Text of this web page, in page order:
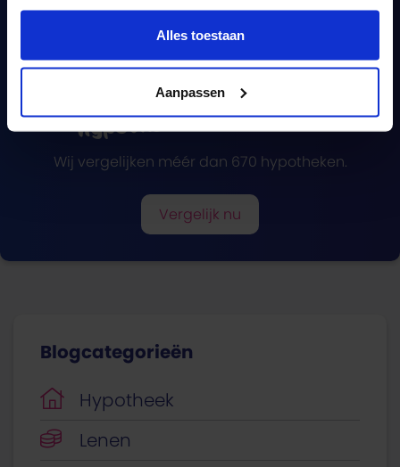
Alles toestaan
Aanpassen
Een complete
hypotheekvergelijking?
Wij vergelijken méér dan 670 hypotheken.
Vergelijk nu
Blogcategorieën
Hypotheek
Lenen